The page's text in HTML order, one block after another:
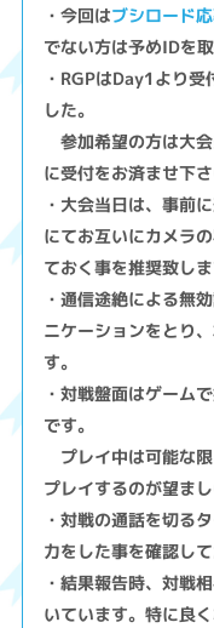
・今回はブシロード
でない方は予めIDを
・RGPはDay1より
した。
参加希望の方は大
に受付をお済ませ下さ
・大会当日は、事前
にてお互いにカメラ
ておく事を推奨致しま
・通信途絶による無
ニケーションをとり
す。
・対戦盤面はゲーム
です。
プレイ中は可能な
プレイするのが望まし
・対戦の通話を切る
力をした事を確認し
・結果報告時、対戦
いています。特に良